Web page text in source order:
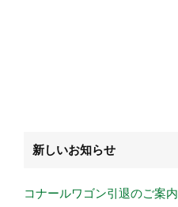
新しいお知らせ
コナールワゴン引退のご案内